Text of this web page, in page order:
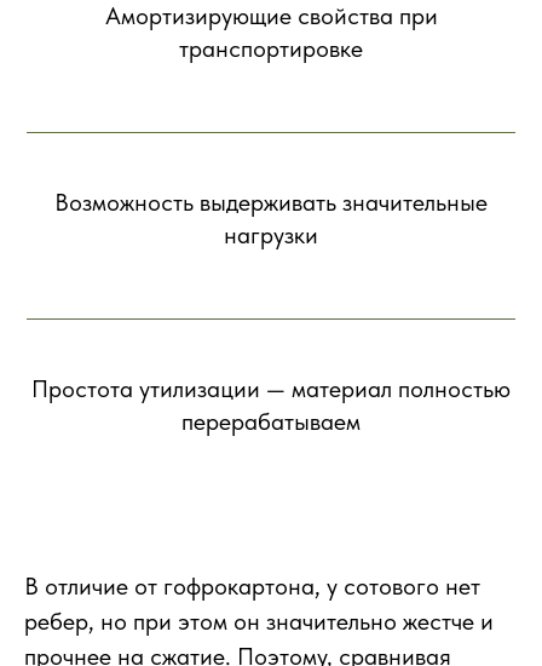
Амортизирующие свойства при
транспортировке
Возможность выдерживать значительные
нагрузки
Простота утилизации — материал полностью
перерабатываем
В отличие от гофрокартона, у сотового нет
ребер, но при этом он значительно жестче и
прочнее на сжатие. Поэтому, сравнивая